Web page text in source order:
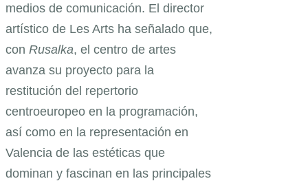
medios de comunicación. El director
artístico de Les Arts ha señalado que,
con Rusalka, el centro de artes
avanza su proyecto para la
restitución del repertorio
centroeuropeo en la programación,
así como en la representación en
Valencia de las estéticas que
dominan y fascinan en las principales